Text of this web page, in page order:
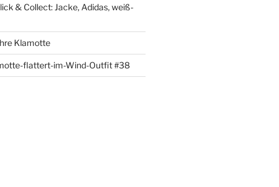
& Collect: Jacke, Adidas, weiß-
Klamotte
flattert-im-Wind-Outfit #38